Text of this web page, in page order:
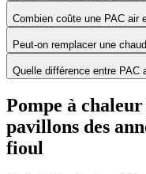
Combien coûte une PAC air
Peut-on remplacer une
Quelle différence entre PAC
Pompe à
pavillons des
fioul